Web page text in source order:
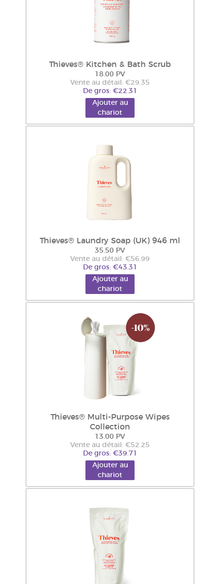
Thieves® Kitchen & Bath Scrub
18.00 PV
Vente au détail: €29.35
De gros: €22.31
Ajouter au
chariot
Thieves® Laundry Soap (UK) 946 ml
35.50 PV
Vente au détail: €56.99
De gros: €43.31
Ajouter au
chariot
Thieves® Multi-Purpose Wipes
Collection
13.00 PV
Vente au détail: €52.25
De gros: €39.71
Ajouter au
chariot